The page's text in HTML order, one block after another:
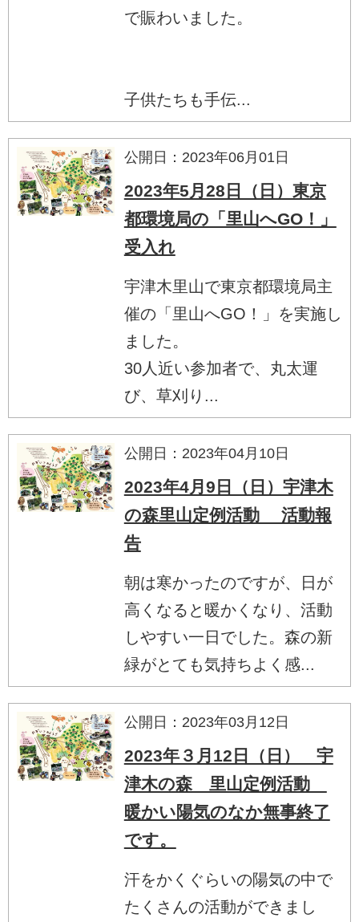
で賑わいました。
子供たちも手伝...
公開日：2023年06月01日
2023年5月28日（日）東京
都環境局の「里山へGO！」
受入れ
宇津木里山で東京都環境局主
催の「里山へGO！」を実施し
ました。
30人近い参加者で、丸太運
び、草刈り...
公開日：2023年04月10日
2023年4月9日（日）宇津木
の森里山定例活動 活動報
告
朝は寒かったのですが、日が
高くなると暖かくなり、活動
しやすい一日でした。森の新
緑がとても気持ちよく感...
公開日：2023年03月12日
2023年３月12日（日） 宇
津木の森 里山定例活動
暖かい陽気のなか無事終了
です。
汗をかくぐらいの陽気の中で
たくさんの活動ができまし